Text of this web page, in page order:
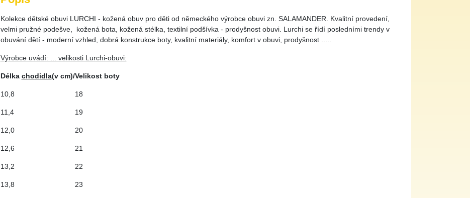
Kolekce dětské obuvi LURCHI - kožená obuv pro děti od německého výrobce obuvi zn. SALAMANDER. Kvalitní provedení,
velmi pružné podešve, kožená bota, kožená stélka, textilní podšívka - prodyšnost obuvi. Lurchi se řídí posledními trendy v
obuvání dětí - moderní vzhled, dobrá konstrukce boty, kvalitní materiály, komfort v obuvi, prodyšnost .....
Výrobce uvádí: ... velikosti Lurchi-obuvi:
Délka chodidla(v cm)/Velikost boty
10,8 18
11,4 19
12,0 20
12,6 21
13,2 22
13,8 23